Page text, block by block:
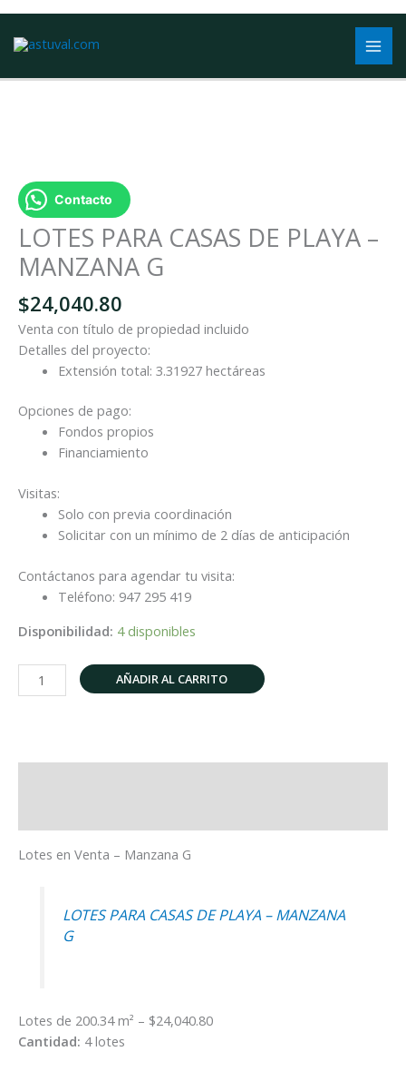
Contacto
LOTES PARA CASAS DE PLAYA –
MANZANA G
$24,040.80
Venta con título de propiedad incluido
Detalles del proyecto:
Extensión total: 3.31927 hectáreas
Opciones de pago:
Fondos propios
Financiamiento
Visitas:
Solo con previa coordinación
Solicitar con un mínimo de 2 días de anticipación
Contáctanos para agendar tu visita:
Teléfono: 947 295 419
Disponibilidad: 4 disponibles
CASAS
DE
PLAYA
-
MANZANA
cantidad
AÑADIR AL CARRITO
Lotes en Venta – Manzana G
LOTES PARA CASAS DE PLAYA – MANZANA
G
Lotes de 200.34 m² – $24,040.80
Cantidad: 4 lotes